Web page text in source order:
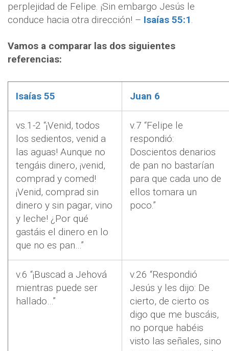
perplejidad de Felipe. ¡Sin embargo Jesús le
conduce hacia otra dirección! – Isaías 55:1.
Vamos a comparar las dos siguientes
referencias:
Isaías 55 Juan 6
vs.1-2 “¡Venid, todos
los sedientos, venid a
las aguas! Aunque no
tengáis dinero, ¡venid,
comprad y comed!
¡Venid, comprad sin
dinero y sin pagar, vino
y leche! ¿Por qué
gastáis el dinero en lo
que no es pan…”
v.7 “Felipe le
respondió:
Doscientos denarios
de pan no bastarían
para que cada uno de
ellos tomara un
poco.”
v.6 “¡Buscad a Jehová
mientras puede ser
hallado…”
v.26 “Respondió
Jesús y les dijo: De
cierto, de cierto os
digo que me buscáis,
no porque habéis
visto las señales, sino